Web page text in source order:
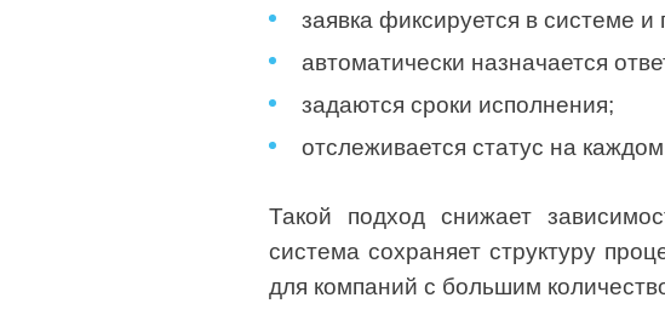
заявка фиксируется в системе
автоматически назначается
задаются сроки исполнения;
отслеживается статус на
Такой подход снижает
система сохраняет структуру
для компаний с большим